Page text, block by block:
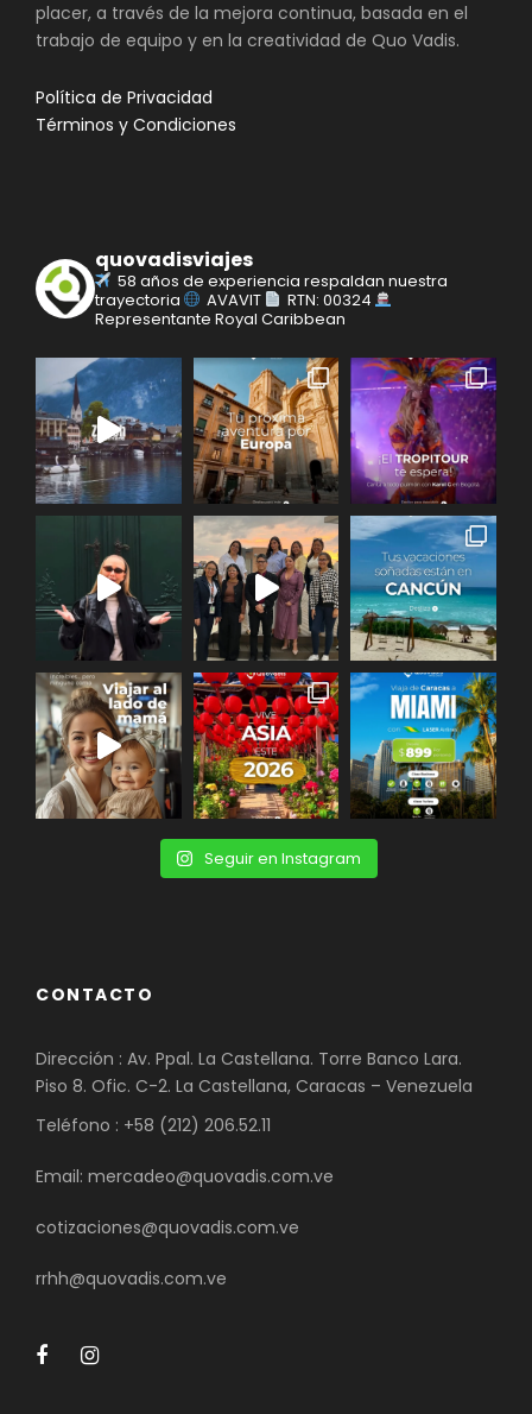
placer, a través de la mejora continua, basada en el
trabajo de equipo y en la creatividad de Quo Vadis.
Política de Privacidad
Términos y Condiciones
quovadisviajes
58 años de experiencia respaldan nuestra
trayectoria
AVAVIT
RTN: 00324
Representante Royal Caribbean
Seguir en Instagram
CONTACTO
Dirección : Av. Ppal. La Castellana. Torre Banco Lara.
Piso 8. Ofic. C-2. La Castellana, Caracas – Venezuela
Teléfono : +58 (212) 206.52.11
Email: mercadeo@quovadis.com.ve
cotizaciones@quovadis.com.ve
rrhh@quovadis.com.ve